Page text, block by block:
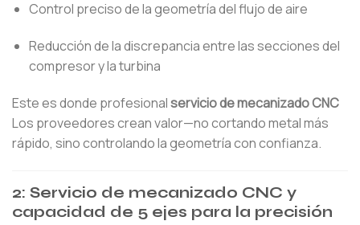
Control preciso de la geometría del flujo de aire
Reducción de la discrepancia entre las secciones del
compresor y la turbina
Este es donde profesionalservicio de mecanizado CNC
Los proveedores crean valor—no cortando metal más
rápido, sino controlando la geometría con confianza.
2: Servicio de mecanizado CNC y
capacidad de 5 ejes para la precisión